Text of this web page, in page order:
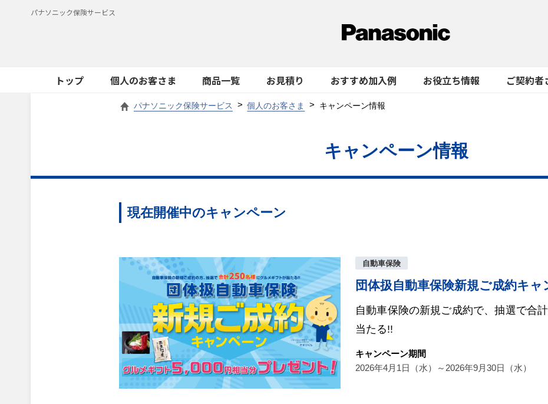
パナソニック保険サービス
トップ 個人のお客さま 商品一覧 お見積り おすすめ加入例 お役立ち情報 ご契約者
パナソニック保険サービス 個人のお客さま キャンペーン情報
キャンペーン情報
現在開催中のキャンペーン
自動車保険
団体扱自動車保険新規ご成約キャ
自動車保険の新規ご成約で、抽選で合
当たる!!
キャンペーン期間
2026年4月1日（水）～2026年9月30日（水）